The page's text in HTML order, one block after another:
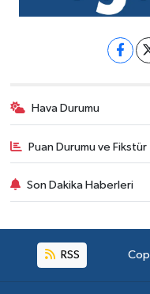
Hava Durumu
Puan Durumu ve Fikstür
Son Dakika Haberleri
RSS